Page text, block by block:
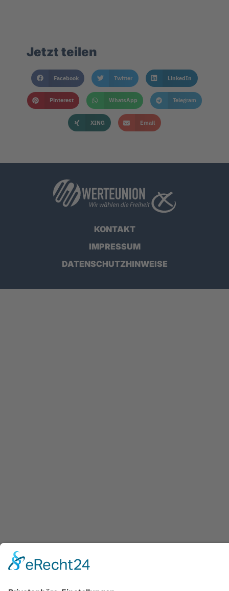
Jetzt teilen
Facebook Twitter LinkedIn
Pinterest WhatsApp Telegram
XING Email
KONTAKT
IMPRESSUM
DATENSCHUTZHINWEISE